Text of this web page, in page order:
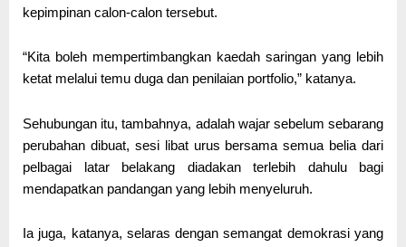
kepimpinan calon-calon tersebut.
“Kita boleh mempertimbangkan kaedah saringan yang lebih
ketat melalui temu duga dan penilaian portfolio,” katanya.
Sehubungan itu, tambahnya, adalah wajar sebelum sebarang
perubahan dibuat, sesi libat urus bersama semua belia dari
pelbagai latar belakang diadakan terlebih dahulu bagi
mendapatkan pandangan yang lebih menyeluruh.
Ia juga, katanya, selaras dengan semangat demokrasi yang